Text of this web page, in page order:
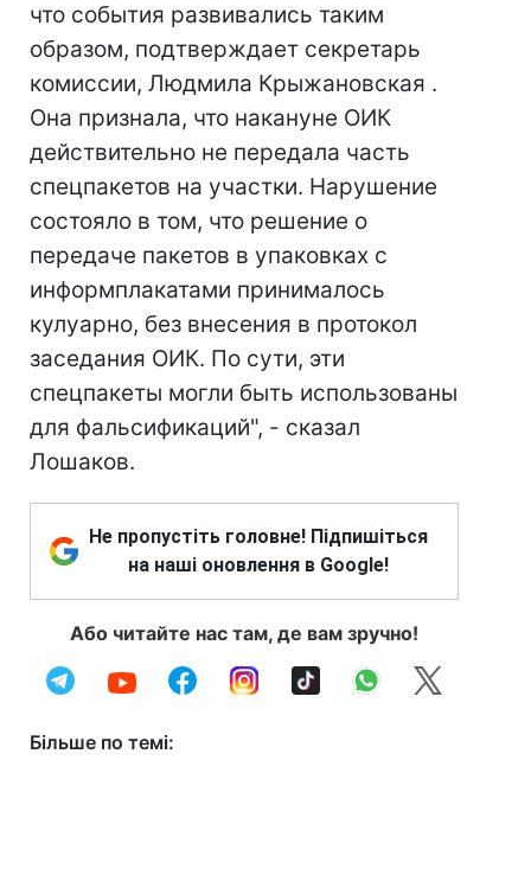
что события развивались таким
образом, подтверждает секретарь
комиссии, Людмила Крыжановская .
Она признала, что накануне ОИК
действительно не передала часть
спецпакетов на участки. Нарушение
состояло в том, что решение о
передаче пакетов в упаковках с
информплакатами принималось
кулуарно, без внесения в протокол
заседания ОИК. По сути, эти
спецпакеты могли быть использованы
для фальсификаций", - сказал
Лошаков.
Не пропустіть головне! Підпишіться
на наші оновлення в Google!
Або читайте нас там, де вам зручно!
Більше по темі: